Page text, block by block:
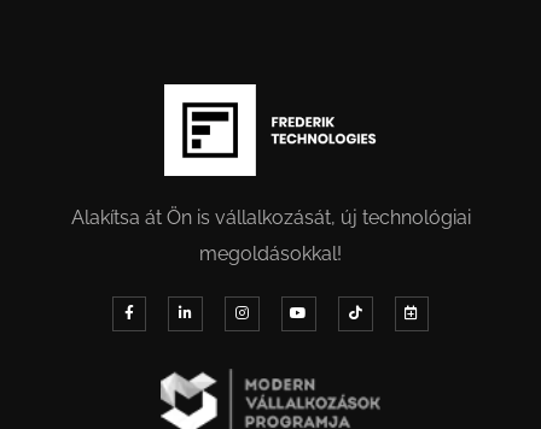
Alakítsa át Ön is vállalkozását, új technológiai
megoldásokkal!